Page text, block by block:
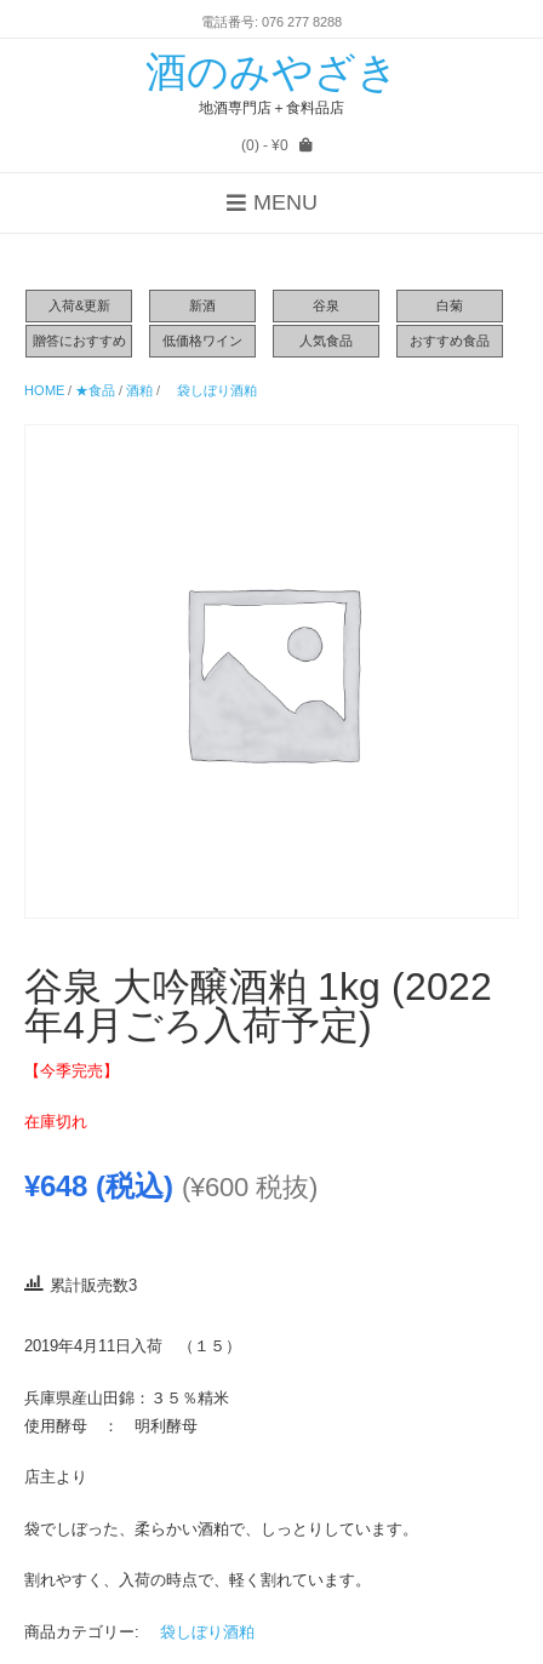
電話番号: 076 277 8288
酒のみやざき
地酒専門店＋食料品店
(0)- ¥0
MENU
入荷&更新 新酒 谷泉 白菊
贈答におすすめ 低価格ワイン 人気食品 おすすめ食品
HOME / ★食品 / 酒粕 / 袋しぼり酒粕
谷泉 大吟醸酒粕 1kg (2022
年4月ごろ入荷予定)
【今季完売】
在庫切れ
¥648 (税込) (¥600 税抜)
累計販売数3
2019年4月11日入荷 （１５）
兵庫県産山田錦：３５％精米
使用酵母 ： 明利酵母
店主より
袋でしぼった、柔らかい酒粕で、しっとりしています。
割れやすく、入荷の時点で、軽く割れています。
商品カテゴリー: 袋しぼり酒粕